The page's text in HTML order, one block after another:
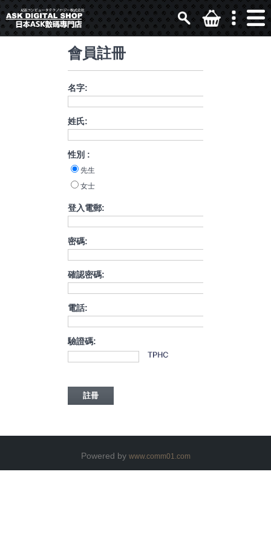
會員註冊
名字:
姓氏:
性別 :
先生
女士
登入電郵:
密碼:
確認密碼:
電話:
驗證碼:
Powered by www.comm01.com